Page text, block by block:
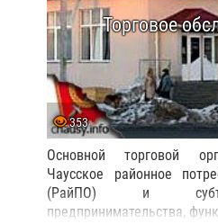
Торговое
353
Основной торговой
Чаусское районное
(РайПО) и
предпринимательства,